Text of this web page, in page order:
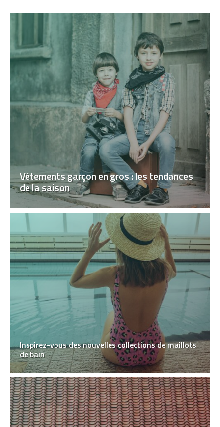
Vêtements garçon en gros : les tendances
de la saison
Inspirez-vous des nouvelles collections de maillots
de bain